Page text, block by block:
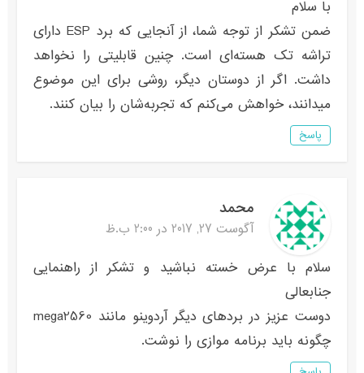
با سلام
ضمن تشکر از توجه شما، از آنجایی که برد ESP دارای
تراشه تک هسته‌ای است. چنین قابلیتی را نخواهد
داشت. اگر از دوستان دیگر، روشی برای این موضوع
میدانند، خواهش می‌کنم که تجربه‌شان را بیان کنند.
پاسخ
محمد
آگوست 27, 2017 در 2:00 ب.ظ
سلام با عرض خسته نباشید و تشکر از راهنمایی
جنابعالی
دوست عزیز در بردهای دیگر آردوینو مانند mega2560
چگونه باید برنامه موازی را نوشت.